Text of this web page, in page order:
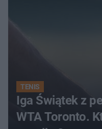
TENIS
Iga Świątek z
WTA Toronto.